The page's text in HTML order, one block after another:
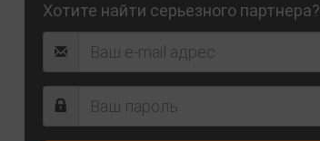
Хотите найти серьезного партнера?